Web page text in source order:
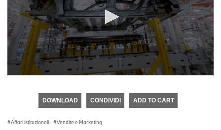
DOWNLOAD CONDIVIDI ADD TO CART
Affari istituzionali · Vendite e Marketing